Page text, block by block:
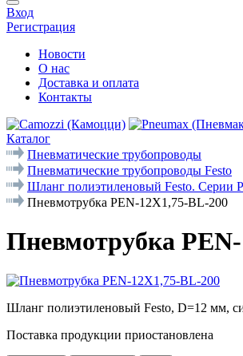
Вход
Регистрация
Новости
О нас
Доставка и оплата
Контакты
Каталог
Пневматические трубопроводы
Пневматические трубопроводы Festo
Шланг полиэтиленовый Festo. Серии
Пневмотрубка PEN-12X1,75-BL-200
Пневмотрубка
Шланг полиэтиленовый Festo, D=12 мм,
Поставка продукции приостановлена